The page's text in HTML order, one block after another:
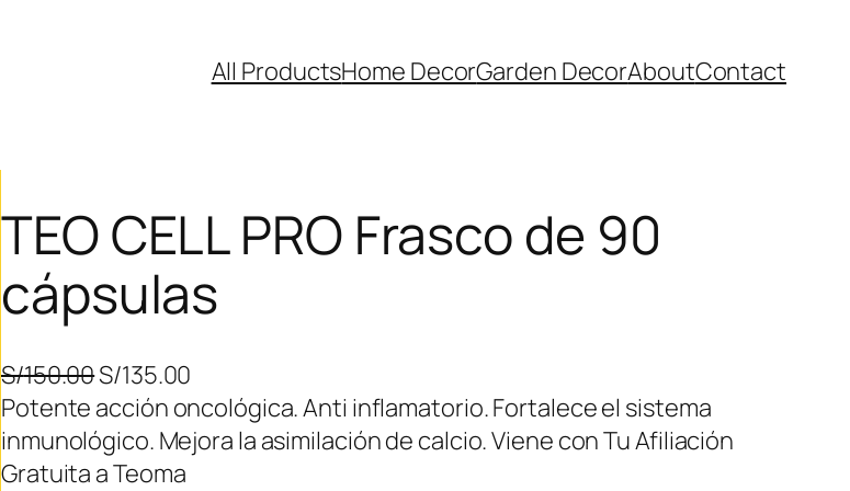
All ProductsHome DecorGarden DecorAboutContact
TEO CELL PRO Frasco de 90
cápsulas
S/150.00E
l
p
r
S/135.00
l
p
Potente acción oncológica. Anti inflamatorio. Fortalece el sistema
inmunológico. Mejora la asimilación de calcio. Viene con Tu Afiliación
Gratuita a Teoma